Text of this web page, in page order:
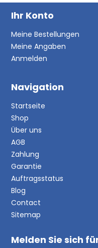
Ihr Konto
Meine Bestellungen
Meine Angaben
Anmelden
Navigation
Startseite
Shop
Über uns
AGB
Zahlung
Garantie
Auftragsstatus
Blog
Contact
Sitemap
Melden Sie sich